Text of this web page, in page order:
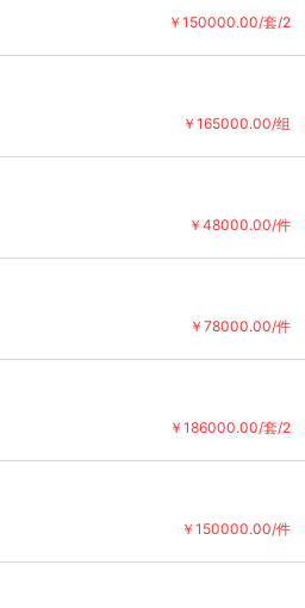
￥150000.00/套/2
￥165000.00/组
￥48000.00/件
￥78000.00/件
￥186000.00/套/2
￥150000.00/件